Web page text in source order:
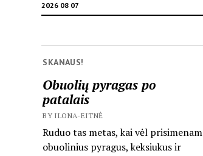
2026 08 07
SKANAUS!
Obuolių pyragas po
patalais
BY ILONA-EITNĖ
Ruduo tas metas, kai vėl prisimenam
obuolinius pyragus, keksiukus ir